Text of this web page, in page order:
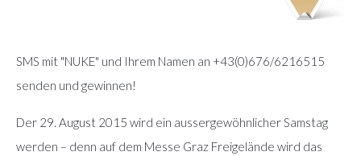
SMS mit "NUKE" und Ihrem Namen an +43(0)676/6216515
senden und gewinnen!
Der 29. August 2015 wird ein aussergewöhnlicher Samstag
werden – denn auf dem Messe Graz Freigelände wird das